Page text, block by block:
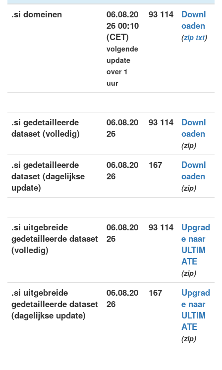
.si domeinen
06.08.20
26 00:10
(CET)
volgende
update
over 1
uur
93 114
Downl
oaden
(zip txt)
.si gedetailleerde
dataset (volledig)
06.08.20
26
93 114
Downl
oaden
(zip)
.si gedetailleerde
dataset (dagelijkse
update)
06.08.20
26
167
Downl
oaden
(zip)
.si uitgebreide
gedetailleerde dataset
(volledig)
06.08.20
26
93 114
Upgrad
e naar
ULTIM
ATE
(zip)
.si uitgebreide
gedetailleerde dataset
(dagelijkse update)
06.08.20
26
167
Upgrad
e naar
ULTIM
ATE
(zip)